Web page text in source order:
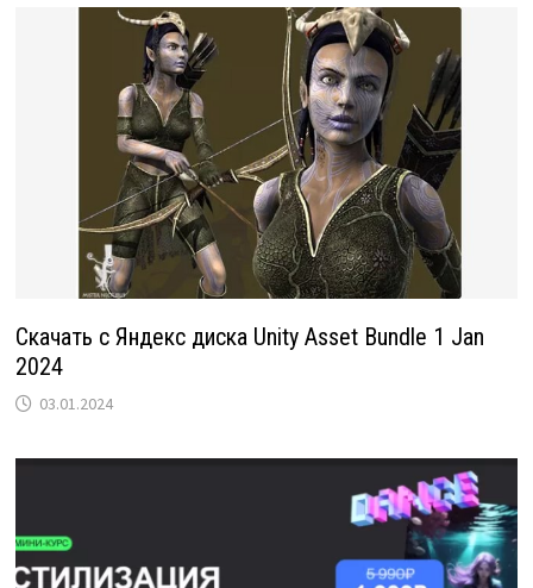
Скачать с Яндекс диска Unity Asset Bundle 1 Jan
2024
03.01.2024